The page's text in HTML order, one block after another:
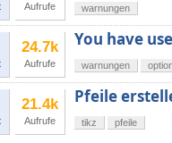
Aufrufe warnungen
24.7k
Aufrufe
You have
warnungen
21.4k
Aufrufe
Pfeile
tikz pfeile